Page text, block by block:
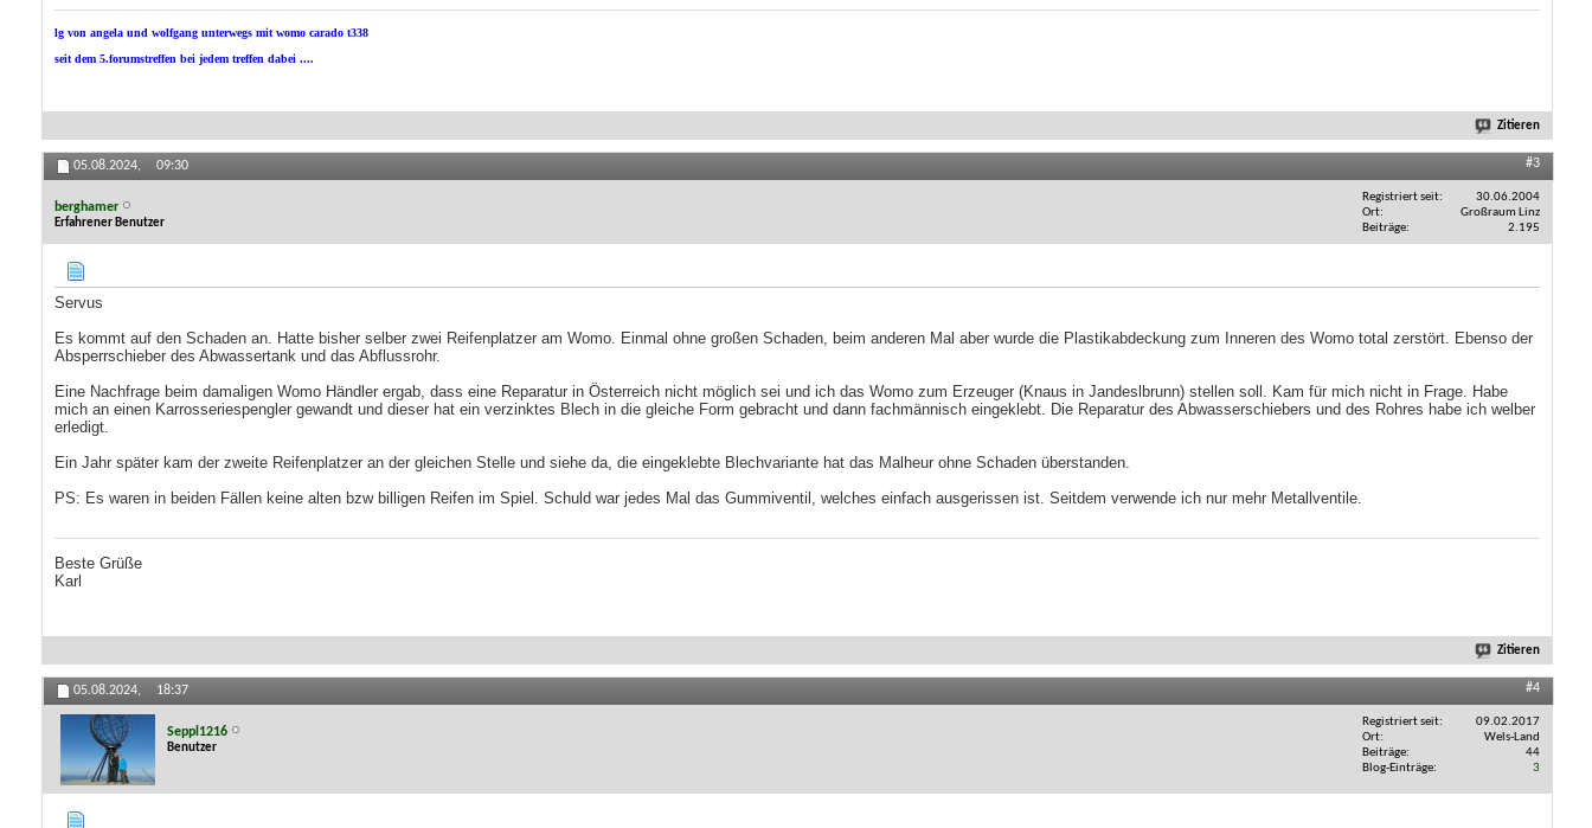
lg von angela und wolfgang unterwegs mit womo carado t338
seit dem 5.forumstreffen bei jedem treffen dabei ....
Zitieren
05.08.2024, 09:30 #3
berghamer
Erfahrener Benutzer
Registriert seit
30.06.2004
Ort
Großraum Linz
Beiträge
2.195
Servus
Es kommt auf den Schaden an. Hatte bisher selber zwei Reifenplatzer am Womo. Einmal ohne großen Schaden, beim anderen Mal aber wurde die Plastikabdeckung zum Inneren des Womo total zerstört. Ebenso der
Absperrschieber des Abwassertank und das Abflussrohr.
Eine Nachfrage beim damaligen Womo Händler ergab, dass eine Reparatur in Österreich nicht möglich sei und ich das Womo zum Erzeuger (Knaus in Jandeslbrunn) stellen soll. Kam für mich nicht in Frage. Habe
mich an einen Karrosseriespengler gewandt und dieser hat ein verzinktes Blech in die gleiche Form gebracht und dann fachmännisch eingeklebt. Die Reparatur des Abwasserschiebers und des Rohres habe ich welber
erledigt.
Ein Jahr später kam der zweite Reifenplatzer an der gleichen Stelle und siehe da, die eingeklebte Blechvariante hat das Malheur ohne Schaden überstanden.
PS: Es waren in beiden Fällen keine alten bzw billigen Reifen im Spiel. Schuld war jedes Mal das Gummiventil, welches einfach ausgerissen ist. Seitdem verwende ich nur mehr Metallventile.
Beste Grüße
Karl
Zitieren
05.08.2024, 18:37 #4
Seppl1216
Benutzer
Registriert seit
09.02.2017
Ort
Wels-Land
Beiträge
44
Blog-Einträge
3